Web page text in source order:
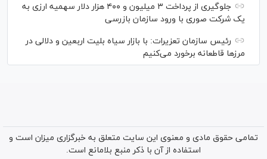
جلوگیری از پرداخت ۳ میلیون و ۴۰۰ هزار دلار سهمیه ارزی به
یک شرکت صوری با ورود سازمان بازرسی
رئیس سازمان تعزیرات: با بازار سیاه بلیت اربعین و دلالی در
مرز‌ها قاطعانه برخورد می‌کنیم
تمامی حقوق مادی و معنوی این سایت متعلق به خبرگزاری میزان است و
استفاده از آن با ذکر منبع بلامانع است.